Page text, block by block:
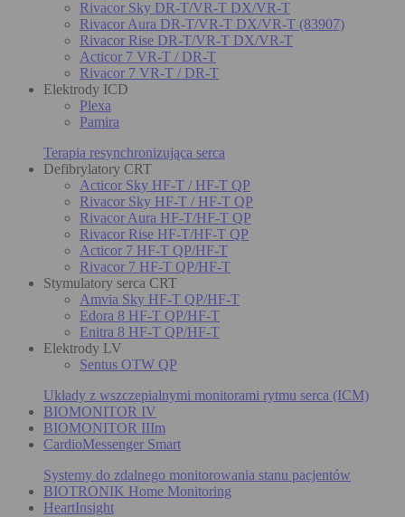
Rivacor Sky DR-T/VR-T DX/VR-T
Rivacor Aura DR-T/VR-T DX/VR-T (83907)
Rivacor Rise DR-T/VR-T DX/VR-T
Acticor 7 VR-T / DR-T
Rivacor 7 VR-T / DR-T
Elektrody ICD
Plexa
Pamira
Terapia resynchronizująca serca
Defibrylatory CRT
Acticor Sky HF-T / HF-T QP
Rivacor Sky HF-T / HF-T QP
Rivacor Aura HF-T/HF-T QP
Rivacor Rise HF-T/HF-T QP
Acticor 7 HF-T QP/HF-T
Rivacor 7 HF-T QP/HF-T
Stymulatory serca CRT
Amvia Sky HF-T QP/HF-T
Edora 8 HF-T QP/HF-T
Enitra 8 HF-T QP/HF-T
Elektrody LV
Sentus OTW QP
Układy z wszczepialnymi monitorami rytmu serca (ICM)
BIOMONITOR IV
BIOMONITOR IIIm
CardioMessenger Smart
Systemy do zdalnego monitorowania stanu pacjentów
BIOTRONIK Home Monitoring
HeartInsight